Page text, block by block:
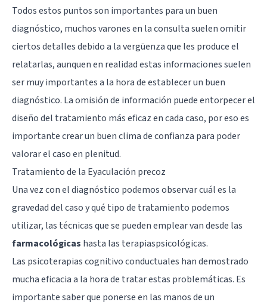
Todos estos puntos son importantes para un buen
diagnóstico, muchos varones en la consulta suelen omitir
ciertos detalles debido a la vergüenza que les produce el
relatarlas, aunquen en realidad estas informaciones suelen
ser muy importantes a la hora de establecer un buen
diagnóstico. La omisión de información puede entorpecer el
diseño del tratamiento más eficaz en cada caso, por eso es
importante crear un buen clima de confianza para poder
valorar el caso en plenitud.
Tratamiento de la Eyaculación precoz
Una vez con el diagnóstico podemos observar cuál es la
gravedad del caso y qué tipo de tratamiento podemos
utilizar, las técnicas que se pueden emplear van desde las
farmacológicas hasta las terapiaspsicológicas.
Las psicoterapias cognitivo conductuales han demostrado
mucha eficacia a la hora de tratar estas problemáticas. Es
importante saber que ponerse en las manos de un